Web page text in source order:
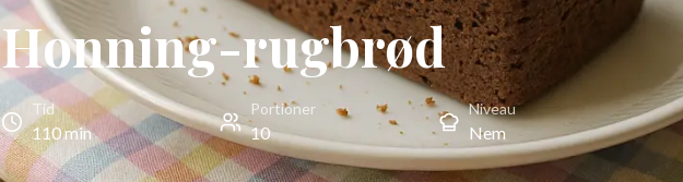
Honning-rugbrød
Tid
110min
Portioner
10
Niveau
Nem